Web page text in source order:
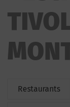
Restaurants